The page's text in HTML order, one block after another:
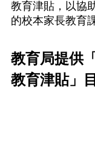
教育津貼，以協
的校本家長教育
教育局提供
教育津貼」